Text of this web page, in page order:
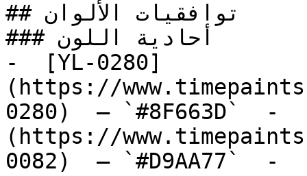
## توافقيات الألوان
### أحادية اللون
-  [YL-0280]
(https://
0280)  — `#8F663D`  -
(https://
0082)  — `#D9AA77`  -